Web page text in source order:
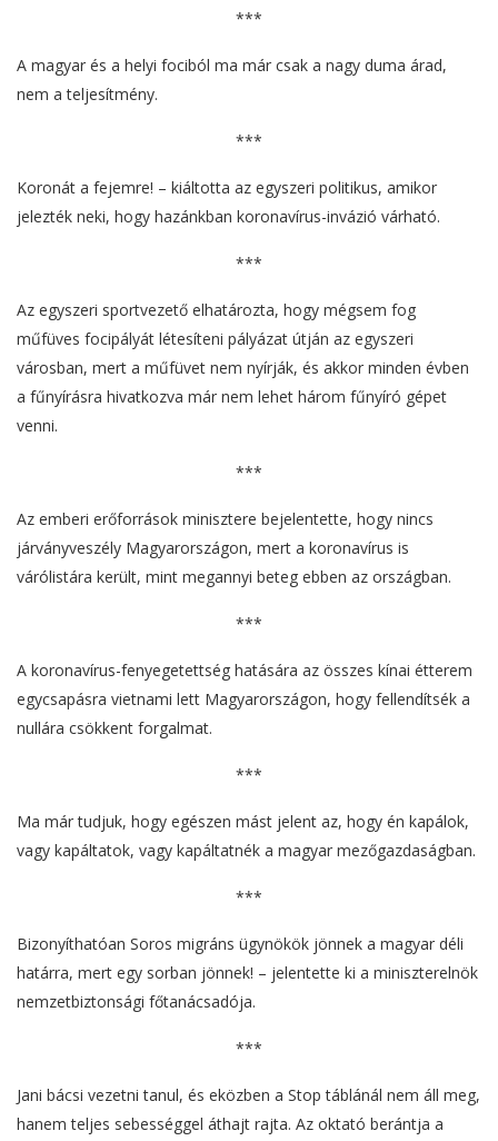
***
A magyar és a helyi fociból ma már csak a nagy duma árad,
nem a teljesítmény.
***
Koronát a fejemre! – kiáltotta az egyszeri politikus, amikor
jelezték neki, hogy hazánkban koronavírus-invázió várható.
***
Az egyszeri sportvezető elhatározta, hogy mégsem fog
műfüves focipályát létesíteni pályázat útján az egyszeri
városban, mert a műfüvet nem nyírják, és akkor minden évben
a fűnyírásra hivatkozva már nem lehet három fűnyíró gépet
venni.
***
Az emberi erőforrások minisztere bejelentette, hogy nincs
járványveszély Magyarországon, mert a koronavírus is
várólistára került, mint megannyi beteg ebben az országban.
***
A koronavírus-fenyegetettség hatására az összes kínai étterem
egycsapásra vietnami lett Magyarországon, hogy fellendítsék a
nullára csökkent forgalmat.
***
Ma már tudjuk, hogy egészen mást jelent az, hogy én kapálok,
vagy kapáltatok, vagy kapáltatnék a magyar mezőgazdaságban.
***
Bizonyíthatóan Soros migráns ügynökök jönnek a magyar déli
határra, mert egy sorban jönnek! – jelentette ki a miniszterelnök
nemzetbiztonsági főtanácsadója.
***
Jani bácsi vezetni tanul, és eközben a Stop táblánál nem áll meg,
hanem teljes sebességgel áthajt rajta. Az oktató berántja a